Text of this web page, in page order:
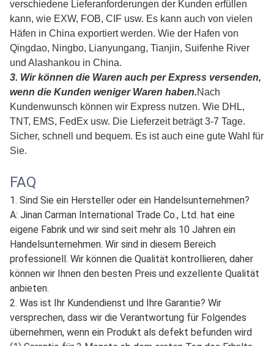
verschiedene Lieferanforderungen der Kunden erfüllen
kann, wie EXW, FOB, CIF usw. Es kann auch von vielen
Häfen in China exportiert werden. Wie der Hafen von
Qingdao, Ningbo, Lianyungang, Tianjin, Suifenhe River
und Alashankou in China.
3. Wir können die Waren auch per Express versenden,
wenn die Kunden weniger Waren haben.Nach
Kundenwunsch können wir Express nutzen. Wie DHL,
TNT, EMS, FedEx usw. Die Lieferzeit beträgt 3-7 Tage.
Sicher, schnell und bequem. Es ist auch eine gute Wahl für
Sie.
FAQ
1. Sind Sie ein Hersteller oder ein Handelsunternehmen?
A: Jinan Carman International Trade Co., Ltd. hat eine
eigene Fabrik und wir sind seit mehr als 10 Jahren ein
Handelsunternehmen. Wir sind in diesem Bereich
professionell. Wir können die Qualität kontrollieren, daher
können wir Ihnen den besten Preis und exzellente Qualität
anbieten.
2. Was ist Ihr Kundendienst und Ihre Garantie? Wir
versprechen, dass wir die Verantwortung für Folgendes
übernehmen, wenn ein Produkt als defekt befunden wird